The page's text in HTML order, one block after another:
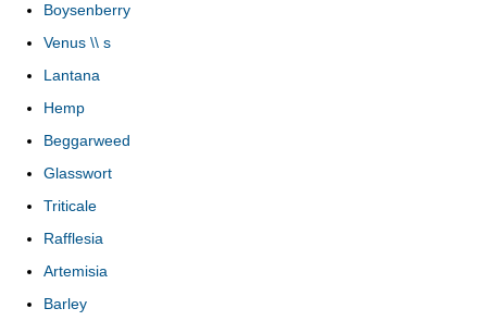
Boysenberry
Venus \\ s
Lantana
Hemp
Beggarweed
Glasswort
Triticale
Rafflesia
Artemisia
Barley